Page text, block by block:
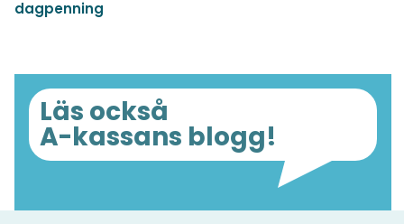
dagpenning
Läs också
A-kassans blogg!